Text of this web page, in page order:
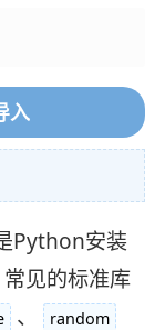
入
Python安装
见的标准库
、 random